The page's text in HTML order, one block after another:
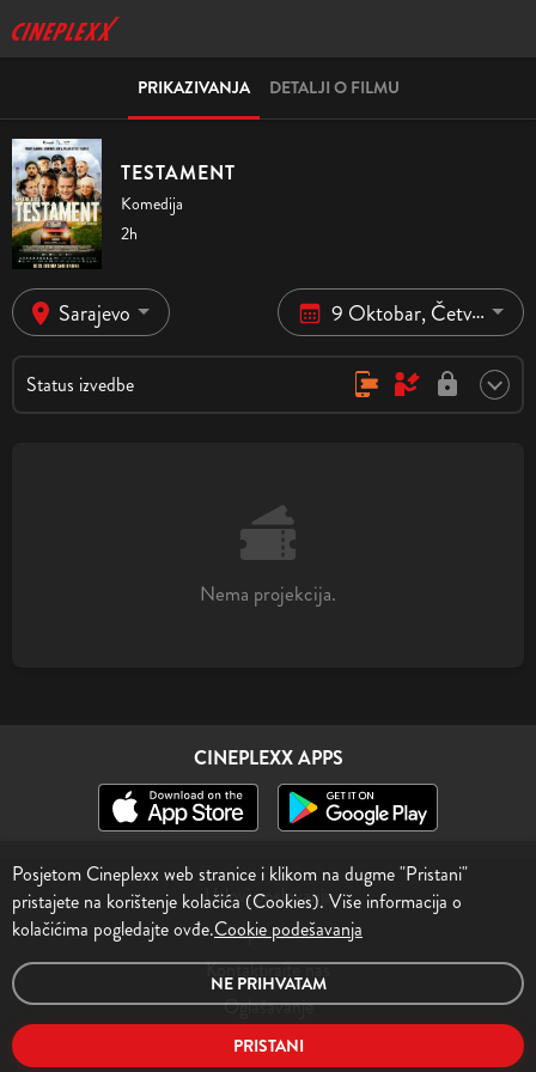
PRIKAZIVANJA DETALJI O FILMU
TESTAMENT
Komedija
2h
Sarajevo 9 Oktobar, Četvrtak
Status izvedbe
Kupovina i rezervacija nisu mogući
Nema projekcija.
CINEPLEXX APPS
© Cineplexx BH d.o.o.
Uslovi poslovanja
Impressum
Kontaktirajte nas
Oglašavanje
Posjetom Cineplexx web stranice i klikom na dugme "Pristani"
pristajete na korištenje kolačića (Cookies). Više informacija o
kolačićima pogledajte ovđe.Cookie podešavanja
NE PRIHVATAM
PRISTANI